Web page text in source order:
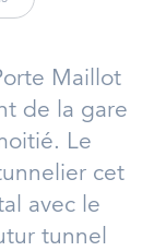
Maillot
de la gare
Le
cet
avec le
tunnel